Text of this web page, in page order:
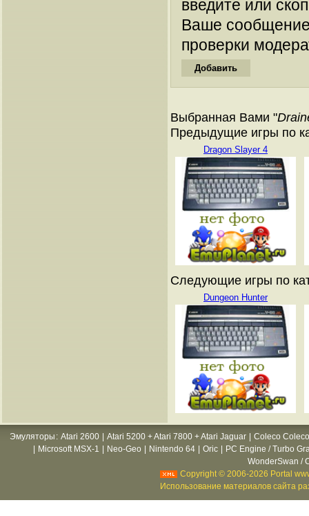
введите или
Ваше
проверки
Выбранная Вами "
Предыдущие игры по
Dragon Slayer 4
Следующие игры по
Dungeon Hunter
Эмуляторы : Atari 2600 Atari 5200 + Atari 7800 + Atari Jaguar
Coleco
Microsoft MSX-1 Neo-Geo Nintendo 64 Oric
PC Engine / Turbo
WonderSwan /
Copyright © 2006-2026 Portal
Использование материалов сайта